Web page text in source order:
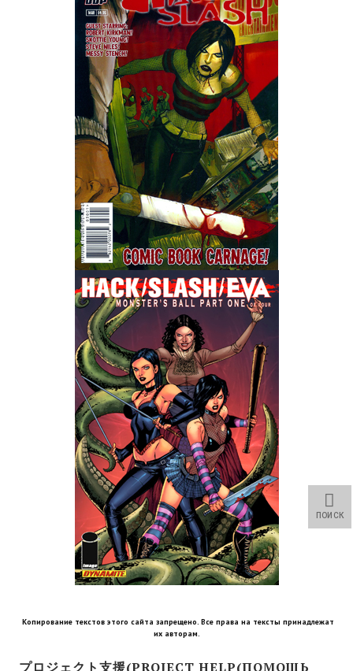
New Light Skyrim SE
SB Corset Armor CBBE SSE BodySlide (with Physics)
Wedding Wear CBBE SSE BodySlide (with Physics)
Работы Тестера 55
Наёмный оборотень
Небесный воин
Немного героев меча и магии
Расширенная версия Х3
REBalance
Работы Kuroneko
Doom 3 Remaster Fan Edition
X2 - The Threat Remaster Fan Edition
Quake III Arena Remaster Fan Edition
Star Trek Voyager Elite Force Remaster Fan Edition
Sacred Gold Remaster Fan Edition
Red Faction remaster Fan Edition
Aliens versus Predator 1 Remaster Fan Edition
Age of Pirates: Caribbean Tales Remaster Fan Edition
Sea Dogs - City of Abandoned Ships Remaster Fan Edition
Sea Dogs Remaster Fan Edition
Копирование текстов этого сайта запрещено. Все права на тексты принадлежат
их авторам.
プロジェクト支援(PROJECT HELP(ПОМОЩЬ
ПОИСК